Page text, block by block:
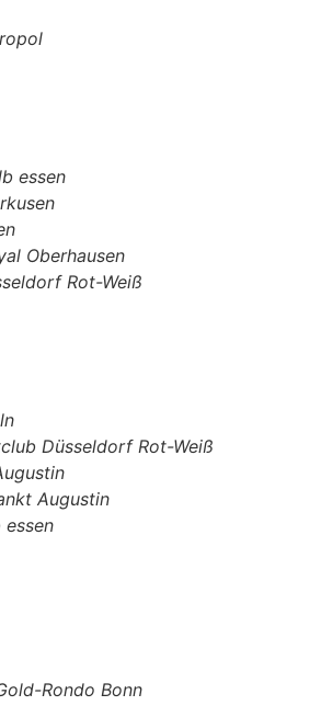
essen
Oberhausen
Rot-Weiß
Düsseldorf Rot-Weiß
Augustin
Rondo Bonn